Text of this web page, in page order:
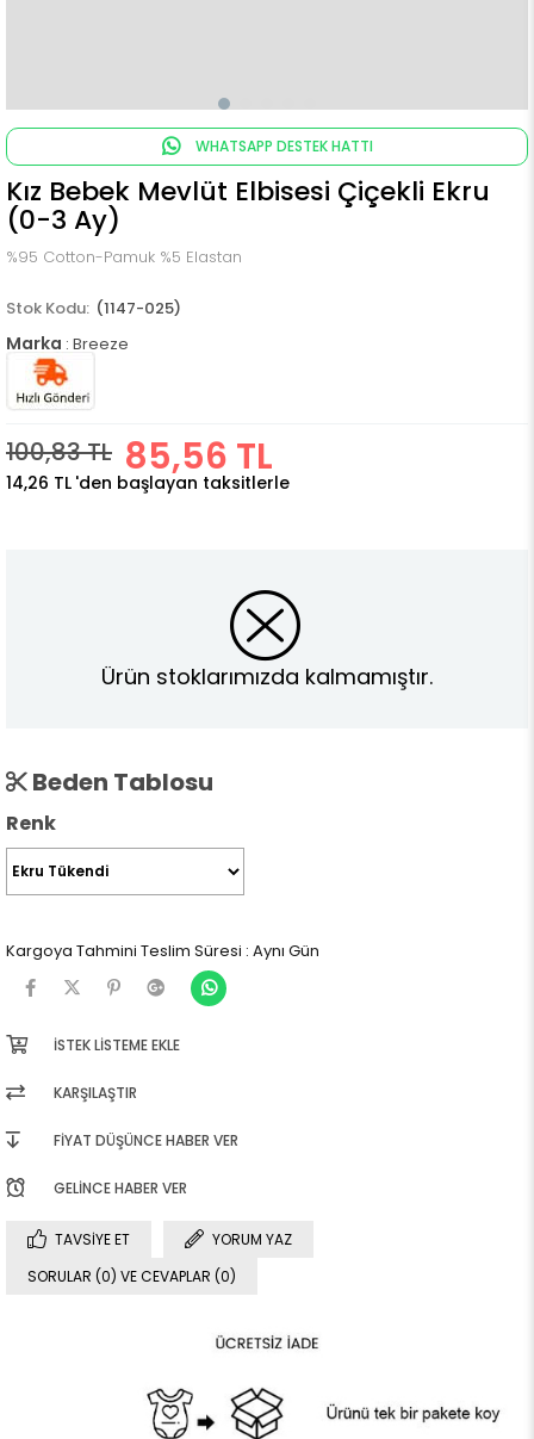
WHATSAPP DESTEK HATTI
Kız Bebek Mevlüt Elbisesi Çiçekli Ekru
(0-3 Ay)
%95 Cotton-Pamuk %5 Elastan
(1147-025)
Marka : Breeze
100,83 TL 85,56 TL
14,26 TL 'den başlayan taksitlerle
Ürün stoklarımızda kalmamıştır.
Beden Tablosu
Renk
Kargoya Tahmini Teslim Süresi : Aynı Gün
İSTEK LISTEME EKLE
KARŞILAŞTIR
FIYAT DÜŞÜNCE HABER VER
GELINCE HABER VER
TAVSIYE ET
YORUM YAZ
SORULAR (0) VE CEVAPLAR (0)